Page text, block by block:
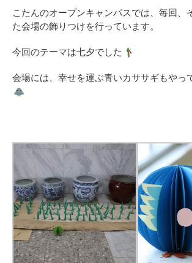
こたんのオープンキャンパスでは、毎回、
た会場の飾りつけを行っています。
今回のテーマは七夕でした
会場には、幸せを運ぶ青いカササギもやっ